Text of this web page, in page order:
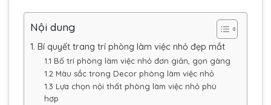
Nội dung
1. Bí quyết trang trí phòng làm việc nhỏ đẹp mắt
1.1 Bố trí phòng làm việc nhỏ đơn giản, gọn gàng
1.2 Màu sắc trong Decor phòng làm việc nhỏ
1.3 Lựa chọn nội thất phòng làm việc nhỏ phù
hợp